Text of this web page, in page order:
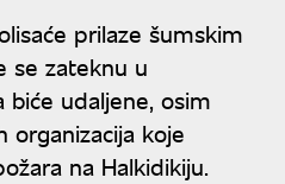
prilaze šumskim
se zateknu u
udaljene, osim
organizacija koje
na Halkidikiju.